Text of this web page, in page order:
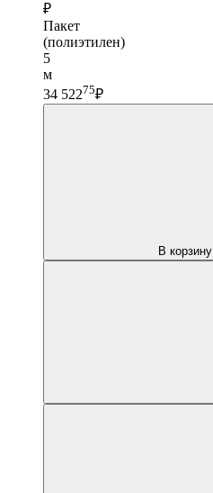
₽
Пакет
(полиэтилен)
5
м
34 52275₽
В корзину